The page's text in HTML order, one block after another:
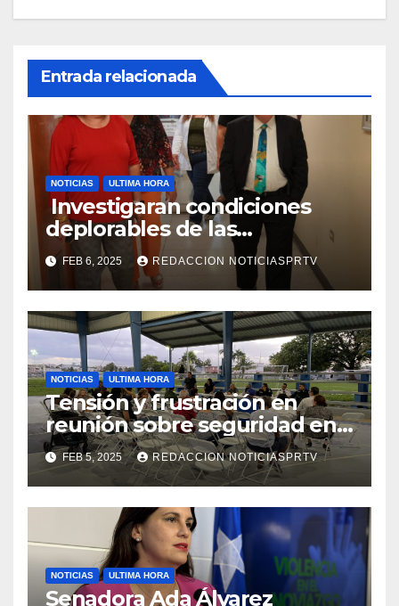
Entrada relacionada
NOTICIAS ULTIMA HORA
Investigaran condiciones
deplorables de las
facilidades el Departamento
de la Salud en Mayagüez
FEB 6, 2025 REDACCION NOTICIASPRTV
NOTICIAS ULTIMA HORA
Tensión y frustración en
reunión sobre seguridad en
Reparto Metropolitano
FEB 5, 2025 REDACCION NOTICIASPRTV
NOTICIAS ULTIMA HORA
Senadora Ada Álvarez